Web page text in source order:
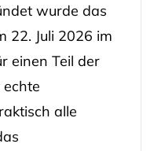
wurde das
22. Juli 2026 im
einen Teil der
alle